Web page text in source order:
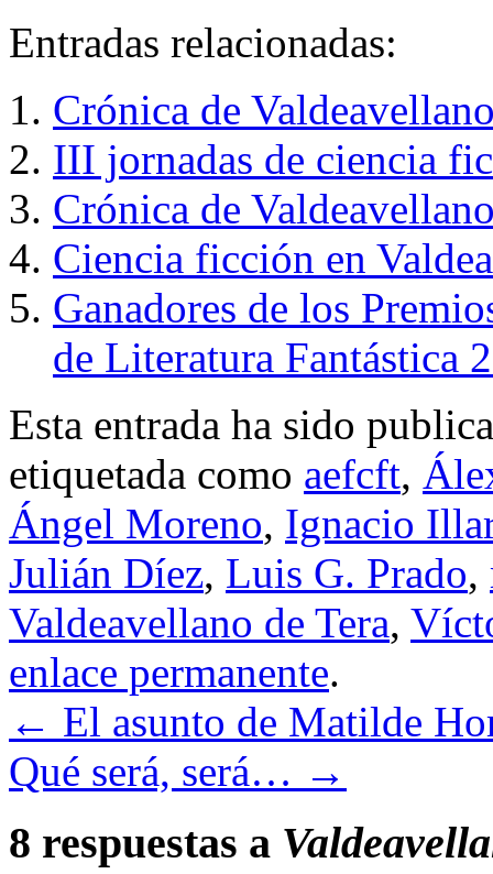
Entradas relacionadas:
Crónica de
III jornadas de ciencia
Crónica de
Ciencia ficción en
Ganadores de los
de Literatura Fantástica
Esta entrada ha sido
etiquetada como aefcft,
Ángel Moreno, Ignacio
Julián Díez, Luis G. Prado,
Valdeavellano de Tera,
enlace permanente.
← El asunto de Matilde
Qué será, será… →
8 respuestas a